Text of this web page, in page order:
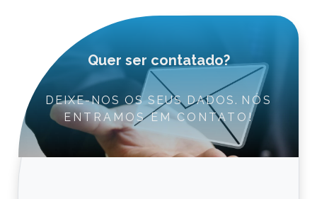
Quer ser contatado?
DEIXE-NOS OS SEUS DADOS. NÓS
ENTRAMOS EM CONTATO!